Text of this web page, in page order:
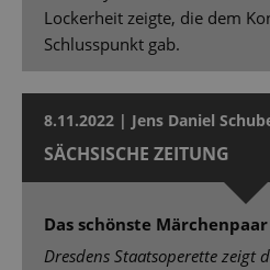
Lockerheit zeigte, die dem
Schlusspunkt gab.
8.11.2022 | Jens Daniel
SÄCHSISCHE ZEITUNG
Das schönste
Dresdens Staatsoperette zeigt